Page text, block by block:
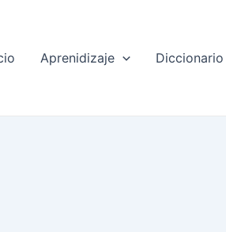
Aprenidizaje Diccionario